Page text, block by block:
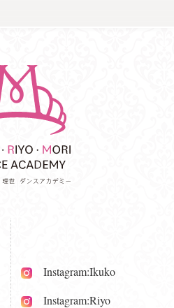
Instagram:Ikuko
Instagram:Riyo